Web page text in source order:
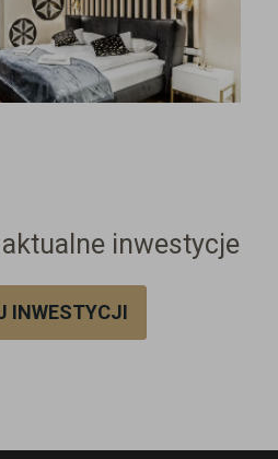
inwestycje
INWESTYCJI